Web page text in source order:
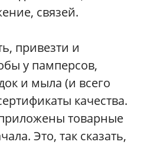
связей.
привезти и
у памперсов,
и мыла (и всего
качества.
товарные
Это, так сказать,